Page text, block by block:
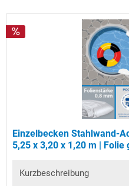
Einzelbecken Stahlwand-
5,25 x 3,20 x 1,20 m | Folie
Kurzbeschreibung